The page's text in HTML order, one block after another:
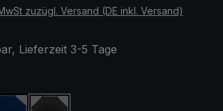
zuzügl. Versand (DE inkl. Versand)
Lieferzeit 3-5 Tage